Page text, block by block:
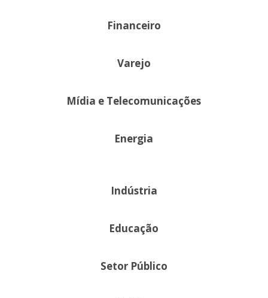
Financeiro
Varejo
Mídia e Telecomunicações
Energia
Indústria
Educação
Setor Público